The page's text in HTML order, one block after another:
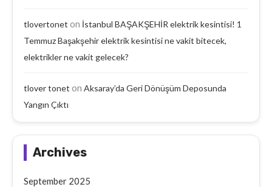
tlovertonet on İstanbul BAŞAKŞEHİR elektrik kesintisi! 1
Temmuz Başakşehir elektrik kesintisi ne vakit bitecek,
elektrikler ne vakit gelecek?
tlover tonet on Aksaray’da Geri Dönüşüm Deposunda
Yangın Çıktı
Archives
September 2025